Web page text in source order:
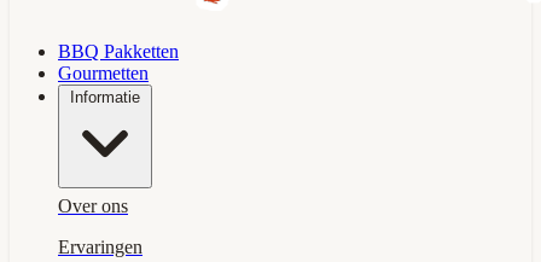
BBQ Pakketten
Gourmetten
Informatie
Over ons
Ervaringen